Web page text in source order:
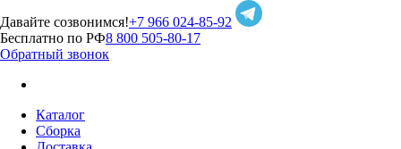
Давайте созвонимся!+7 966 024-85-92
Бесплатно по РФ8 800 505-80-17
Обратный звонок
Каталог
Сборка